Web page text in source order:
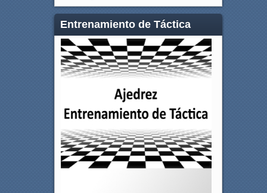
Entrenamiento de Táctica